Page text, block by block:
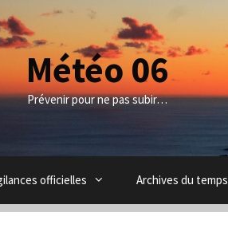
Météo 06
Prévenir pour ne pas subir…
officielles Archives du temps